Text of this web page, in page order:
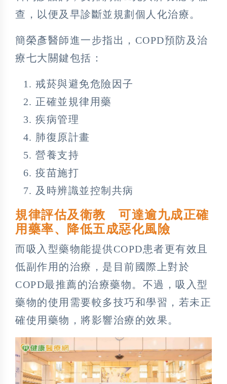
查，以便及早診斷並規劃個人化治療。
簡榮彥醫師進一步指出，COPD預防及治
療七大關鍵包括：
戒菸與避免危險因子
正確並規律用藥
疾病管理
肺復原計畫
營養支持
疫苗施打
及時辨識並控制共病
規律評估及衛教 可達逾九成正確
用藥率、降低五成惡化風險
而吸入型藥物能提供COPD患者更有效且
低副作用的治療，是目前國際上對於
COPD最推薦的治療藥物。不過，吸入型
藥物的使用需要較多技巧和學習，若未正
確使用藥物，將影響治療的效果。